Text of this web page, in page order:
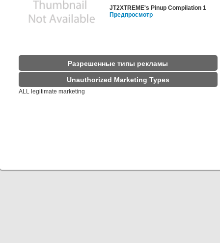
JT2XTREME's Pinup Compilation 1
Предпросмотр
Разрешенные типы рекламы
Unauthorized Marketing Types
ALL legitimate marketing